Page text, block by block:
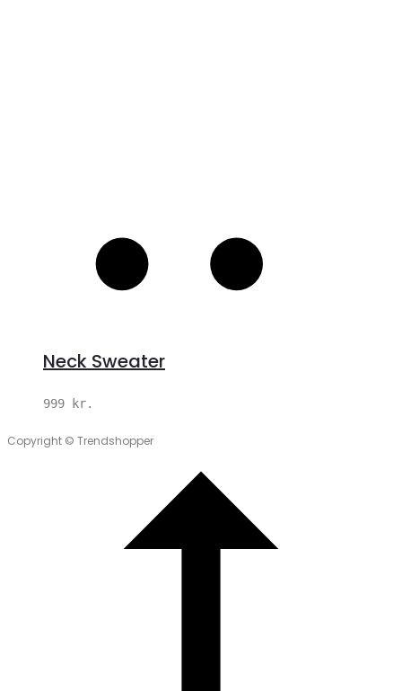
Neck Sweater
999 kr.
Copyright © Trendshopper